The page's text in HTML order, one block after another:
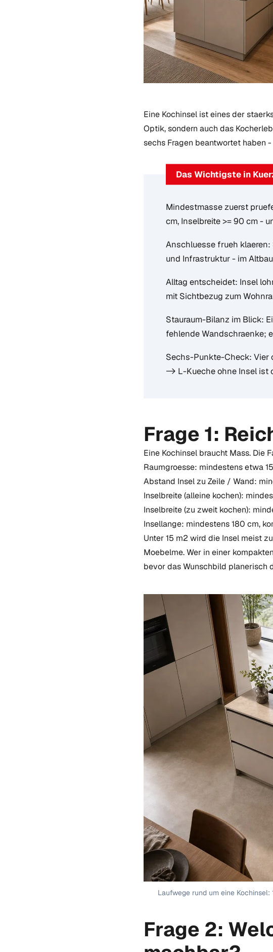
Eine Kochinsel ist eines der
Optik, sondern auch das
sechs Fragen beantwortet haben
Das Wichtigste in
Mindestmasse zuerst
cm, Inselbreite >= 90 cm -
Anschluesse frueh klaeren:
und Infrastruktur - im
Alltag entscheidet: Insel
mit Sichtbezug zum
Stauraum-Bilanz im Blick:
fehlende Wandschraenke;
Sechs-Punkte-Check: Vier
-> L-Kueche ohne Insel ist
Frage 1:
Eine Kochinsel braucht Mass. Die
Raumgroesse: mindestens etwa
Abstand Insel zu Zeile / Wand:
Inselbreite (alleine kochen):
Inselbreite (zu zweit kochen):
Insellange: mindestens 180 cm,
Unter 15 m2 wird die Insel meist
Moebelme. Wer in einer
bevor das Wunschbild planerisch
Laufwege rund um eine
Frage 2: